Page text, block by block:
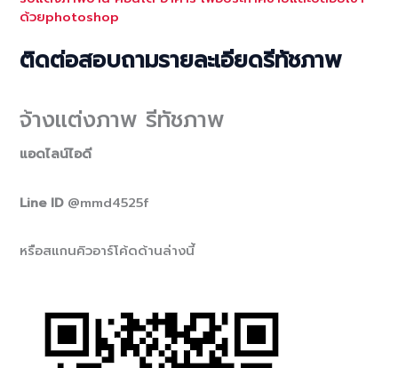
ด้วยphotoshop
ติดต่อสอบถามรายละเอียดรีทัชภาพ
จ้างแต่งภาพ รีทัชภาพ
แอดไลน์ไอดี
Line ID @mmd4525f
หรือสแกนคิวอาร์โค้ดด้านล่างนี้